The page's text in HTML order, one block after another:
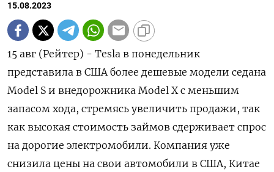
15.08.2023
15 авг (Рейтер) - Tesla в понедельник
представила в США более дешевые модели седана
Model S и внедорожника Model X с меньшим
запасом хода, стремясь увеличить продажи, так
как высокая стоимость займов сдерживает спрос
на дорогие электромобили. Компания уже
снизила цены на свои автомобили в США, Китае